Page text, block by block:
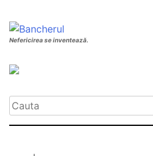
Nefericirea se inventează.